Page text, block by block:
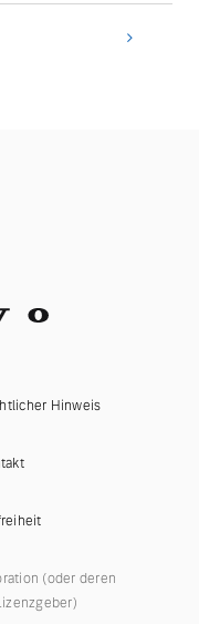
Hinweis
(oder deren